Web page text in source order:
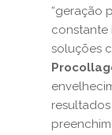
“geração
constante
soluções